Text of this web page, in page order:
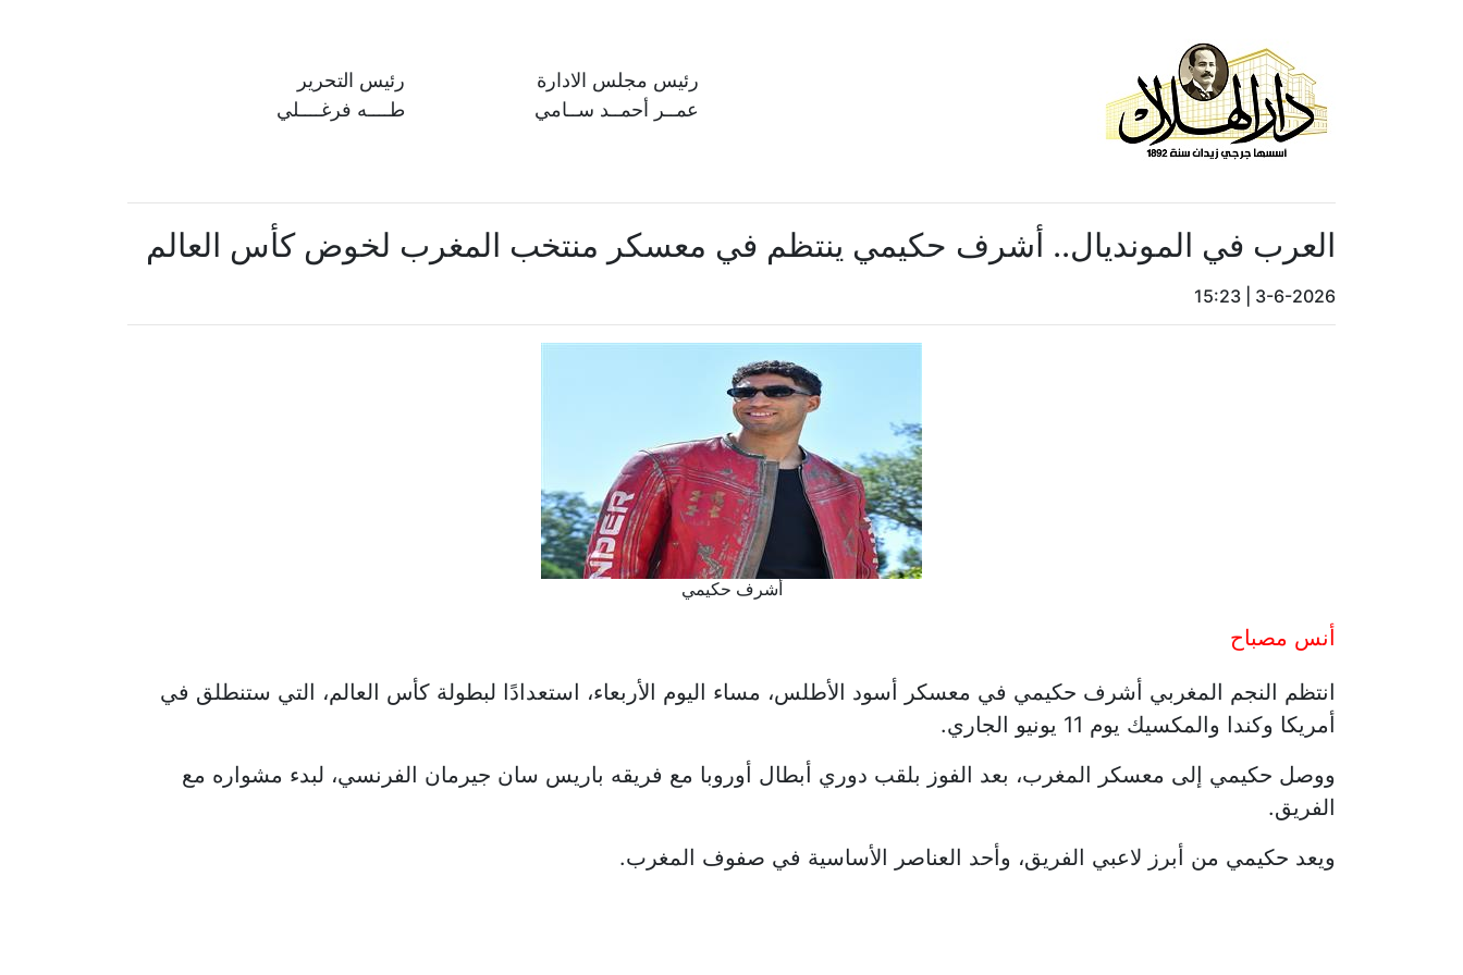
رئيس مجلس الادارة
عمــر أحمــد ســامي
رئيس التحرير
طــــه فرغــــلي
العرب في المونديال.. أشرف حكيمي ينتظم في معسكر منتخب المغرب لخوض كأس العالم
3-6-2026
15:23
أشرف حكيمي
أنس مصباح
انتظم النجم المغربي أشرف حكيمي في معسكر أسود الأطلس، مساء اليوم الأربعاء، استعدادًا لبطولة كأس العالم، التي ستنطلق في
أمريكا وكندا والمكسيك يوم 11 يونيو الجاري.
ووصل حكيمي إلى معسكر المغرب، بعد الفوز بلقب دوري أبطال أوروبا مع فريقه باريس سان جيرمان الفرنسي، لبدء مشواره مع
الفريق.
ويعد حكيمي من أبرز لاعبي الفريق، وأحد العناصر الأساسية في صفوف المغرب.